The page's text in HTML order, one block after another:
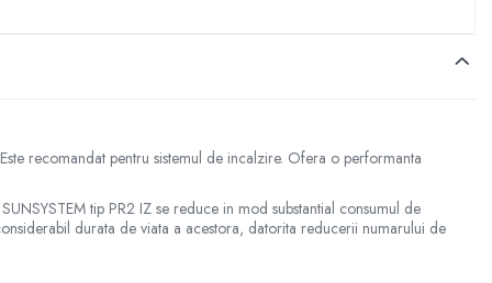
recomandat pentru sistemul de incalzire. Ofera o performanta
tip PR2 IZ se reduce in mod substantial consumul de
durata de viata a acestora, datorita reducerii numarului de